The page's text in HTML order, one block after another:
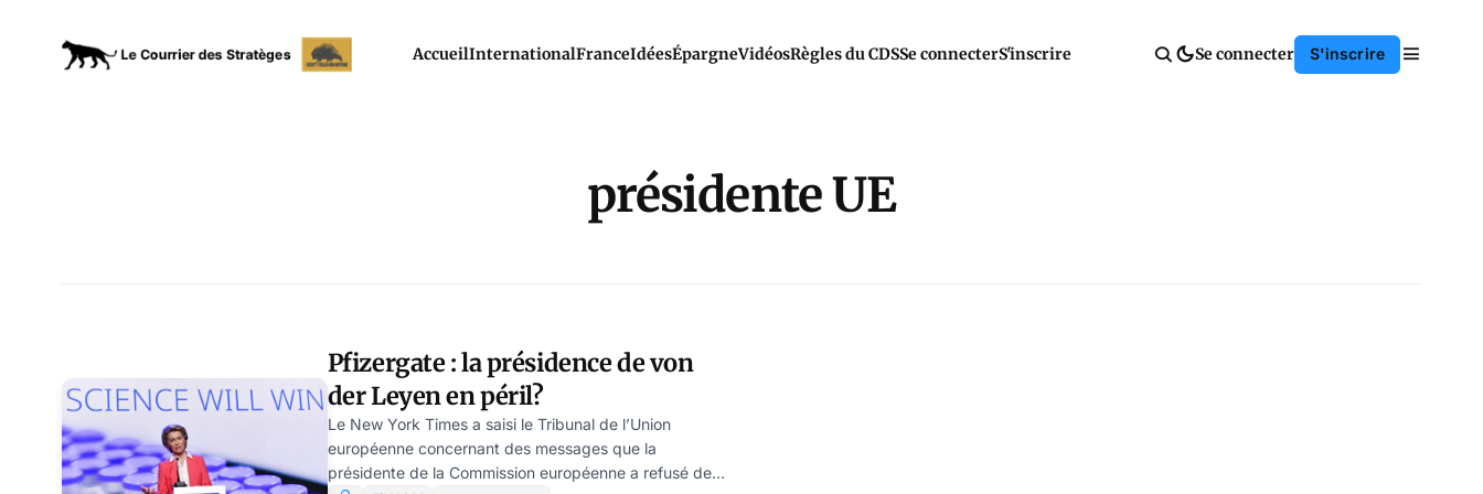
AccueilInternationalFranceIdéesÉpargneVidéosRègles du CDSSe connecterS'inscrire Se connecter S'inscrire
présidente UE
Pfizergate : la présidence de von
der Leyen en péril?
Le New York Times a saisi le Tribunal de l’Union
européenne concernant des messages que la
présidente de la Commission européenne a refusé de